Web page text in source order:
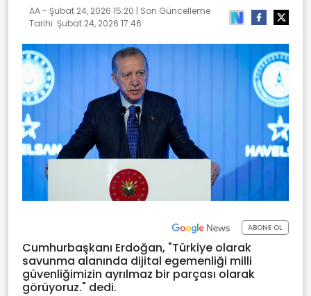
AA - Şubat 24, 2026 15:20 | Son Güncelleme
Tarihi: Şubat 24, 2026 17:46
ABONE OL
Cumhurbaşkanı Erdoğan, "Türkiye olarak
savunma alanında dijital egemenliği milli
güvenliğimizin ayrılmaz bir parçası olarak
görüyoruz." dedi.